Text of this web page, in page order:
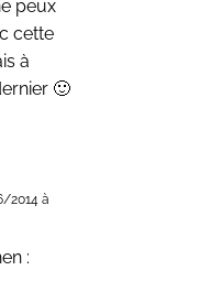
peux
cette
à
🙂
2014 à
: